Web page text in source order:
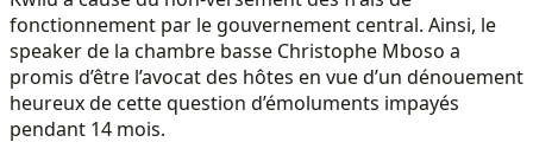
fonctionnement par le gouvernement central. Ainsi, le
speaker de la chambre basse Christophe Mboso a
promis d’être l’avocat des hôtes en vue d’un dénouement
heureux de cette question d’émoluments impayés
pendant 14 mois.